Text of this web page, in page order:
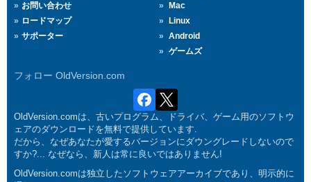
お問い合わせ
ロードマップ
サポーター
Mac
Linux
Android
ゲームズ
フォロー OldVersion.com
OldVersion.comは、古いプログラム、ドライバ、ゲーム用のソフトウ
ェアのダウンロードを無料で提供しています.
だから、なぜあなたが愛するバージョンにダウングレードしないので
すか?... なぜなら、新人は常に良いではありません!
OldVersion.comは独立したソフトウェアアーカイブであり、明示的に